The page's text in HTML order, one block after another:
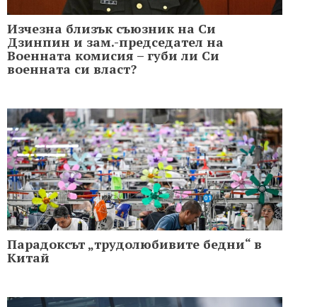
Изчезна близък съюзник на Си
Дзинпин и зам.-председател на
Военната комисия – губи ли Си
военната си власт?
Парадоксът „трудолюбивите бедни“ в
Китай